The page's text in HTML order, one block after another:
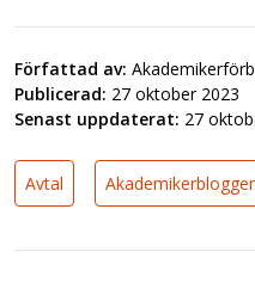
Författad av:
Publicerad: 27 oktober 2023
Senast uppdaterat: 27
Avtal